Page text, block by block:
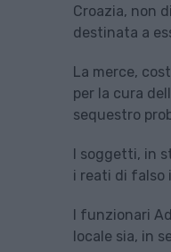
Croazia, non
destinata a
La merce,
per la cura
sequestro
I soggetti, in
i reati di falso
I funzionari
locale sia, in